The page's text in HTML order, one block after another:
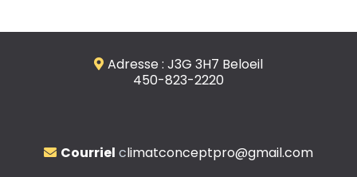
Adresse : J3G 3H7 Beloeil
450-823-2220
Courriel climatconceptpro@gmail.com